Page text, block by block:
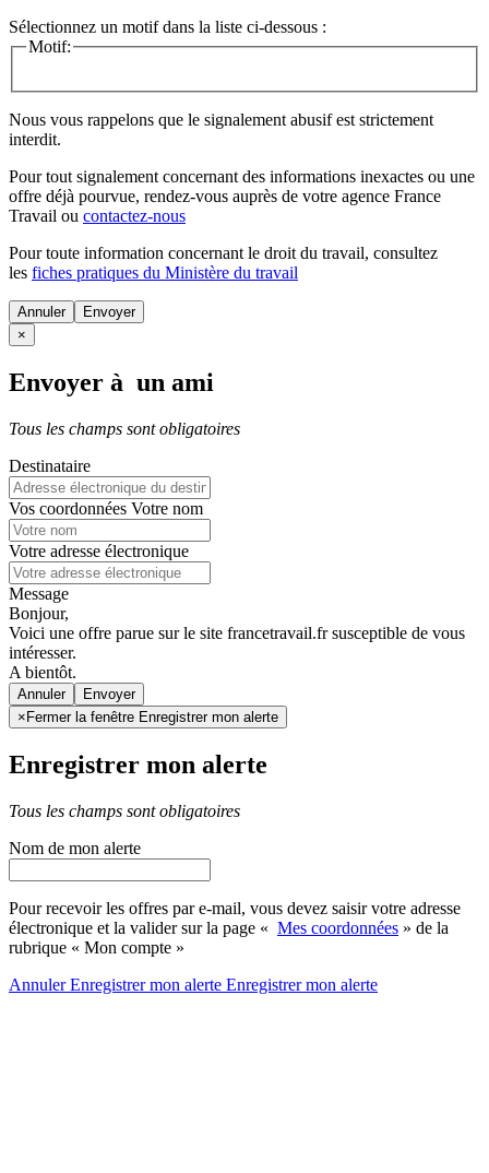
Sélectionnez un motif dans la liste ci-dessous :
Motif:
Nous vous rappelons que le signalement abusif est strictement
interdit.
Pour tout signalement concernant des informations inexactes ou une
offre déjà pourvue, rendez-vous auprès de votre agence France
Travail ou contactez-nous
Pour toute information concernant le droit du travail, consultez
les fiches pratiques du Ministère du travail
Annuler
×
Envoyer à un ami
Tous les champs sont obligatoires
Destinataire
Vos coordonnées Votre nom
Votre adresse électronique
Message
Bonjour,
Voici une offre parue sur le site francetravail.fr susceptible de vous
intéresser.
A bientôt.
Annuler
× Fermer la fenêtre Enregistrer mon alerte
Enregistrer mon alerte
Tous les champs sont obligatoires
Nom de mon alerte
Pour recevoir les offres par e-mail, vous devez saisir votre adresse
électronique et la valider sur la page « Mes coordonnées » de la
rubrique « Mon compte »
AnnulerEnregistrer mon alerte Enregistrermon alerte